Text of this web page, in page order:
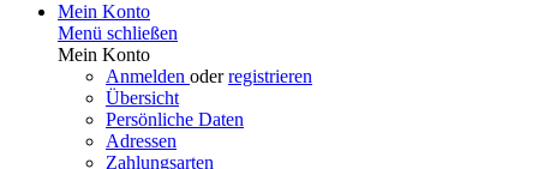
Mein Konto
Menü schließen
Mein Konto
Anmelden oderregistrieren
Übersicht
Persönliche Daten
Adressen
Zahlungsarten